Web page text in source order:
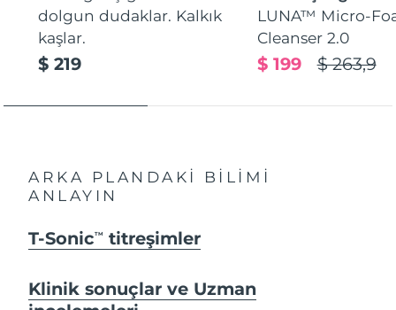
dolgun dudaklar. Kalkık
kaşlar.
$ 219
LUNA™ Micro-
Cleanser 2.0
$ 263,9
$ 199
ARKA PLANDAKİ BİLİMİ
ANLAYIN
T-SonicTM titreşimler
Klinik sonuçlar ve Uzman